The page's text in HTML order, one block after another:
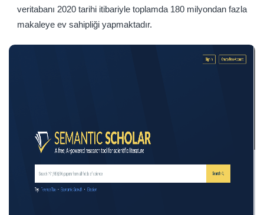
veritabanı 2020 tarihi itibariyle toplamda 180 milyondan fazla
makaleye ev sahipliği yapmaktadır.